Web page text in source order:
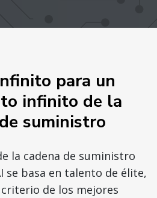
para un
infinito de la
suministro
la cadena de suministro
se basa en talento de élite,
de los mejores